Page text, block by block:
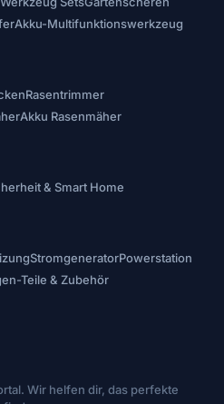
Akku-Multifunktionswerkzeug
Rasentrimmer
Akku Rasenmäher
& Smart Home
StromgeneratorPowerstation
Teile & Zubehör
Wir helfen dir, das perfekte